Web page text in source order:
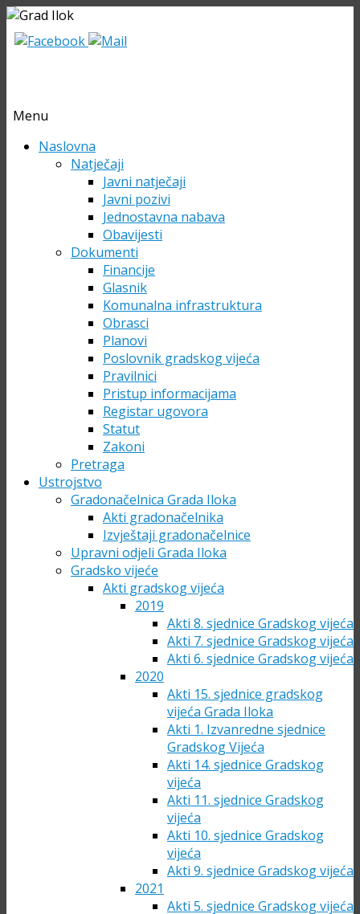
Menu
Skip Naslovna
Natječaji
Javni natječaji
Javni pozivi
Jednostavna nabava
Obavijesti
Dokumenti
Financije
Glasnik
Komunalna infrastruktura
Obrasci
Planovi
Poslovnik gradskog vijeća
Pravilnici
Pristup informacijama
Registar ugovora
Statut
Zakoni
Pretraga
Ustrojstvo
Gradonačelnica Grada Iloka
Akti gradonačelnika
Izvještaji gradonačelnice
Upravni odjeli Grada Iloka
Gradsko vijeće
Akti gradskog vijeća
2019
Akti 8. sjednice Gradskog vijeća
Akti 7. sjednice Gradskog vijeća
Akti 6. sjednice Gradskog vijeća
2020
Akti 15. sjednice gradskog
vijeća Grada Iloka
Akti 1. Izvanredne sjednice
Gradskog Vijeća
Akti 14. sjednice Gradskog
vijeća
Akti 11. sjednice Gradskog
vijeća
Akti 10. sjednice Gradskog
vijeća
Akti 9. sjednice Gradskog vijeća
2021
Akti 5. sjednice Gradskog vijeća